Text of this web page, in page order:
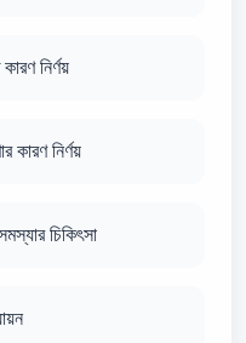
নির্ণয়
নির্ণয়
চিকিৎসা